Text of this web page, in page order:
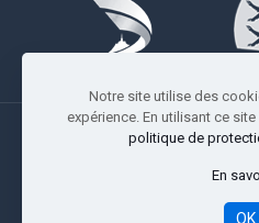
Studio
Notre site utilise des
expérience. En utilisant ce
politique de
En
OK